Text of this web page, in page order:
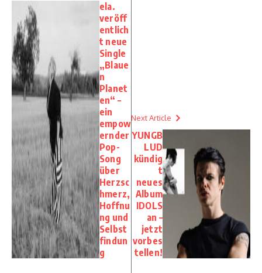
ela.
veröff
entlich
t neue
Single
„Blaue
n
Planet
en“ –
ein
empow
ernder
Pop-
Song
über
Herzsc
hmerz,
Hoffnu
ng und
Selbst
findun
g
Next Article
YUNGB
LUD
kündig
t
neues
Album
IDOLS
an –
jetzt
vorbes
tellen!